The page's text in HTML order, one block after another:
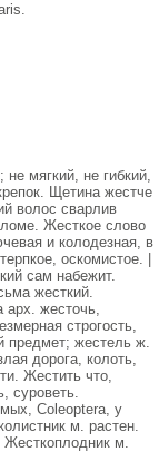
мягкий, не гибкий,
Щетина жестче
волос сварлив
Жесткое слово
и колодезная, в
оскомистое. |
сам набежит.
жесткий.
арх. жесточь,
строгость,
предмет; жестель ж.
дорога, колоть,
Жестить что,
суроветь.
Coleoptera, у
м. растен.
Жесткоплодник м.